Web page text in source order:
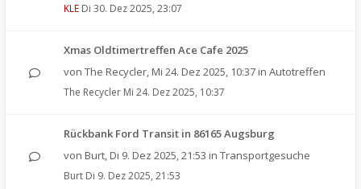
KLE Di 30. Dez 2025, 23:07
Xmas Oldtimertreffen Ace Cafe 2025
von The Recycler, Mi 24. Dez 2025, 10:37 in Autotreffen
The Recycler Mi 24. Dez 2025, 10:37
Rückbank Ford Transit in 86165 Augsburg
von Burt, Di 9. Dez 2025, 21:53 in Transportgesuche
Burt Di 9. Dez 2025, 21:53